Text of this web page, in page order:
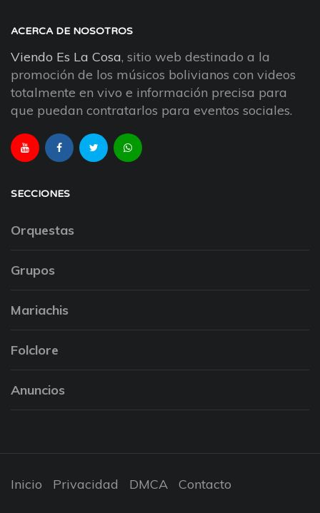
ACERCA DE NOSOTROS
Viendo Es La Cosa, sitio web destinado a la
promoción de los músicos bolivianos con videos
totalmente en vivo e información precisa para
que puedan contratarlos para eventos sociales.
SECCIONES
Orquestas
Grupos
Mariachis
Folclore
Anuncios
Inicio Privacidad DMCA Contacto